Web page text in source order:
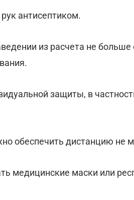
антисептиком.
из расчета не больше
защиты, в
обеспечить дистанцию не
медицинские маски или